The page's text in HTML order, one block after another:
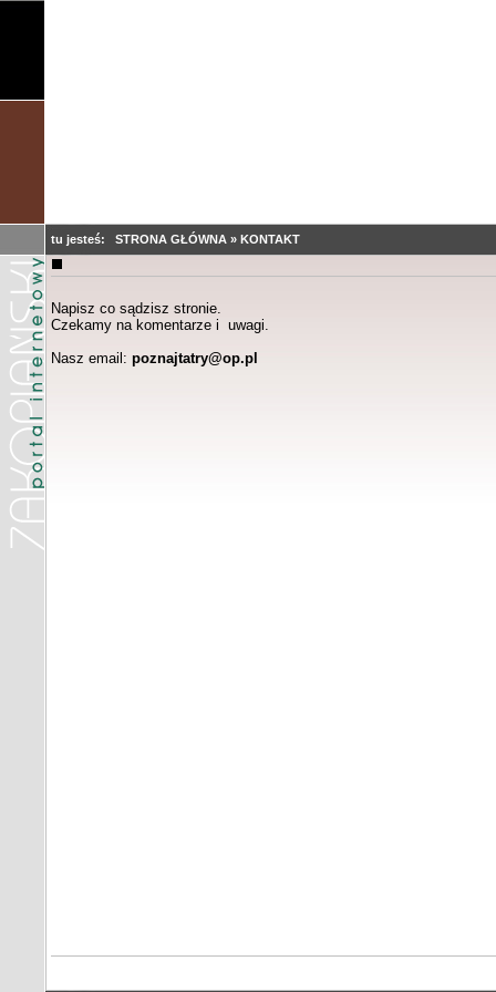
tu jesteś: STRONA GŁÓWNA » KONTAKT
Napisz co sądzisz stronie.
Czekamy na komentarze i uwagi.
Nasz email: poznajtatry@op.pl